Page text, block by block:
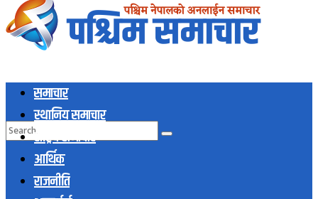
समाचार
स्थानिय समाचार
राष्ट्रिय समाचार
आर्थिक
राजनीति